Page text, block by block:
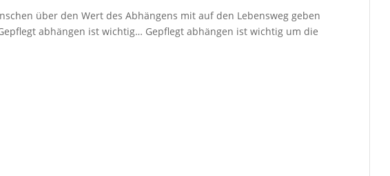
über den Wert des Abhängens mit auf den Lebensweg geben
abhängen ist wichtig… Gepflegt abhängen ist wichtig um die